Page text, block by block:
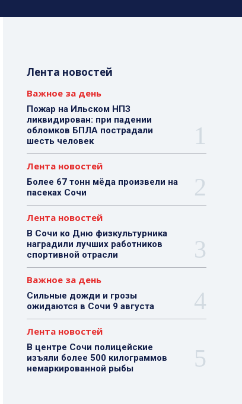
Лента новостей
Важное за день
Пожар на Ильском НПЗ
ликвидирован: при падении
обломков БПЛА пострадали
шесть человек
Лента новостей
Более 67 тонн мёда произвели на
пасеках Сочи
Лента новостей
В Сочи ко Дню физкультурника
наградили лучших работников
спортивной отрасли
Важное за день
Сильные дожди и грозы
ожидаются в Сочи 9 августа
Лента новостей
В центре Сочи полицейские
изъяли более 500 килограммов
немаркированной рыбы